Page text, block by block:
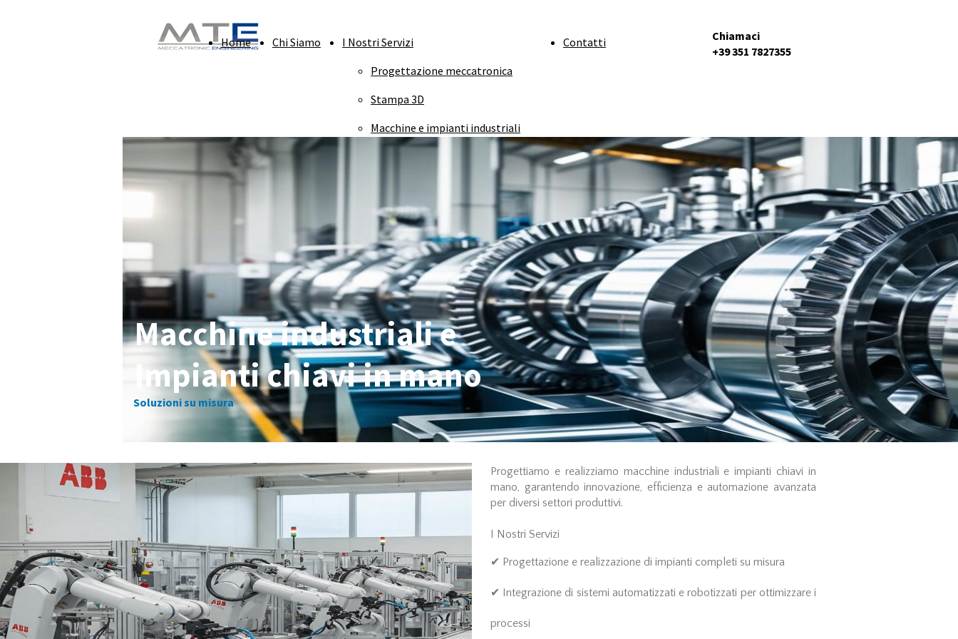
Home Chi Siamo
I Nostri Servizi
Progettazione meccatronica
Stampa 3D
Macchine e impianti industriali
Grafica industriale
Manuali tecnici
Certificazione CE
Contatti
Chiamaci
+39 351 7827355
Macchine industriali e
Impianti chiavi in mano
Soluzioni su misura
Progettiamo e realizziamo macchine industriali e impianti chiavi in
mano, garantendo innovazione, efficienza e automazione avanzata
per diversi settori produttivi.
I Nostri Servizi
✔ Progettazione e realizzazione di impianti completi su misura
✔ Integrazione di sistemi automatizzati e robotizzati per ottimizzare i
processi